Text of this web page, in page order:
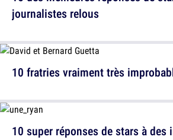
10 fratries vraiment très
journalistes relous
10 super réponses de stars à des